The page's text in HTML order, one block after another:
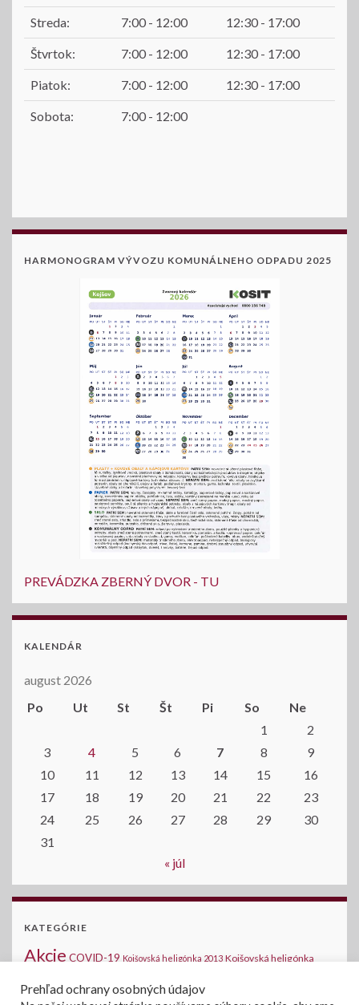
Streda: 7:00 - 12:00 12:30 - 17:00
Štvrtok: 7:00 - 12:00 12:30 - 17:00
Piatok: 7:00 - 12:00 12:30 - 17:00
Sobota: 7:00 - 12:00
HARMONOGRAM VÝVOZU KOMUNÁLNEHO ODPADU 2025
PREVÁDZKA ZBERNÝ DVOR - TU
KALENDÁR
august 2026
Po
Ut St Št Pi So
Ne
1
2
3
4 5 6 7 8
9
10
11 12 13 14 15
16
17
18 19 20 21 22
23
24
25 26 27 28 29
30
31
« júl
KATEGÓRIE
Akcie COVID-19 Kojšovská heligónka 2013 Kojšovská heligónka
Novinky na stránke
Prehľad ochrany osobných údajov